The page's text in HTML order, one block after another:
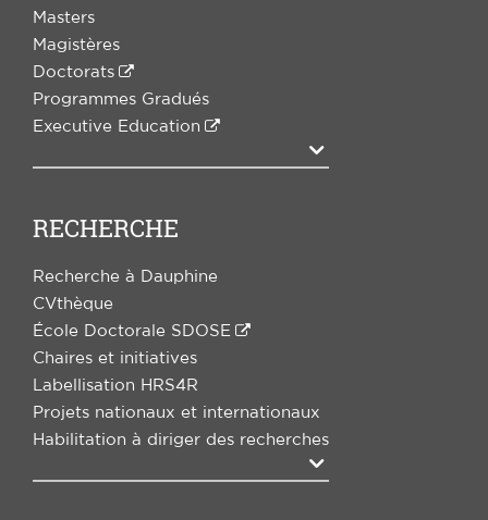
Masters
Magistères
Doctorats
Programmes Gradués
Executive Education
Agrandir
RECHERCHE
Recherche à Dauphine
CVthèque
École Doctorale SDOSE
Chaires et initiatives
Labellisation HRS4R
Projets nationaux et internationaux
Habilitation à diriger des recherches
Agrandir